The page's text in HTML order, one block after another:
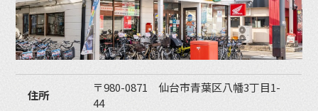
住所
〒980-0871 仙台市青葉区八幡3丁目1-
44